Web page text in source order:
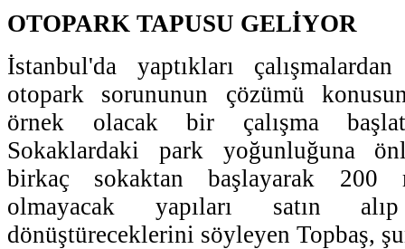
OTOPARK TAPUSU GELİYOR
İstanbul'da yaptıkları
otopark sorununun çözümü
örnek olacak bir çalışma
Sokaklardaki park yoğunluğuna
birkaç sokaktan başlayarak 200
olmayacak yapıları satın
dönüştüreceklerini söyleyen Topbaş,